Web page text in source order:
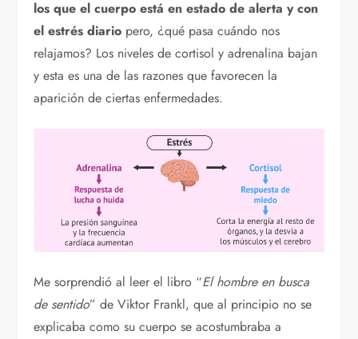
los que el cuerpo está en estado de alerta y con
el estrés diario pero, ¿qué pasa cuándo nos
relajamos? Los niveles de cortisol y adrenalina bajan
y esta es una de las razones que favorecen la
aparición de ciertas enfermedades.
Me sorprendió al leer el libro “El hombre en busca
de sentido” de Viktor Frankl, que al principio no se
explicaba como su cuerpo se acostumbraba a